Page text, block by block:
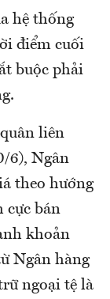
hệ thống
điểm cuối
buộc phải
liên
6), Ngân
theo hướng
cực bán
khoản
Ngân hàng
ngoại tệ là